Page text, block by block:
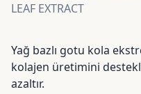
LEAF EXTRACT
Yağ bazlı gotu kola
kolajen üretimini
azaltır.